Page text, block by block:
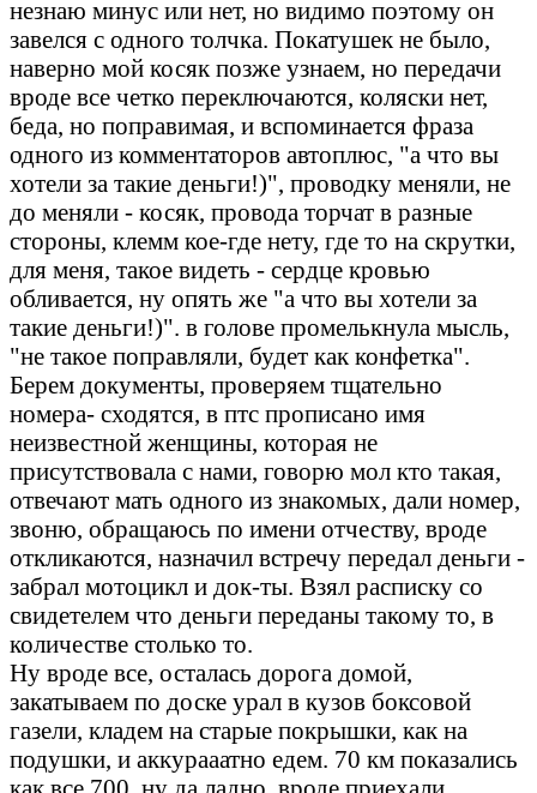
незнаю минус или нет, но видимо поэтому он
завелся с одного толчка. Покатушек не было,
наверно мой косяк позже узнаем, но передачи
вроде все четко переключаются, коляски нет,
беда, но поправимая, и вспоминается фраза
одного из комментаторов автоплюс, "а что вы
хотели за такие деньги!)", проводку меняли, не
до меняли - косяк, провода торчат в разные
стороны, клемм кое-где нету, где то на скрутки,
для меня, такое видеть - сердце кровью
обливается, ну опять же "а что вы хотели за
такие деньги!)". в голове промелькнула мысль,
"не такое поправляли, будет как конфетка".
Берем документы, проверяем тщательно
номера- сходятся, в птс прописано имя
неизвестной женщины, которая не
присутствовала с нами, говорю мол кто такая,
отвечают мать одного из знакомых, дали номер,
звоню, обращаюсь по имени отчеству, вроде
откликаются, назначил встречу передал деньги -
забрал мотоцикл и док-ты. Взял расписку со
свидетелем что деньги переданы такому то, в
количестве столько то.
Ну вроде все, осталась дорога домой,
закатываем по доске урал в кузов боксовой
газели, кладем на старые покрышки, как на
подушки, и аккурааатно едем. 70 км показались
как все 700, ну да ладно, вроде приехали.